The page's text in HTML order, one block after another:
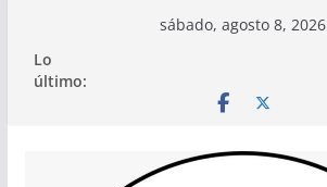
contenido
sábado, agosto 8, 2026
Lo
último: